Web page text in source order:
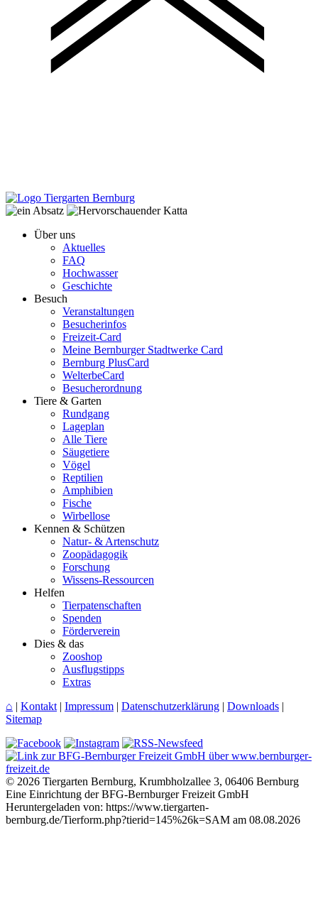
Über uns
Aktuelles
FAQ
Hochwasser
Geschichte
Besuch
Veranstaltungen
Besucherinfos
Freizeit-Card
Meine Bernburger Stadtwerke Card
Bernburg PlusCard
WelterbeCard
Besucherordnung
Tiere & Garten
Rundgang
Lageplan
Alle Tiere
Säugetiere
Vögel
Reptilien
Amphibien
Fische
Wirbellose
Kennen & Schützen
Natur- & Artenschutz
Zoopädagogik
Forschung
Wissens-Ressourcen
Helfen
Tierpatenschaften
Spenden
Förderverein
Dies & das
Zooshop
Ausflugstipps
Extras
⌂ | Kontakt | Impressum | Datenschutzerklärung | Downloads |
Sitemap
© 2026 Tiergarten Bernburg, Krumbholzallee 3, 06406 Bernburg
Eine Einrichtung der BFG-Bernburger Freizeit GmbH
Heruntergeladen von: https://www.tiergarten-
bernburg.de/Tierform.php?tierid=145%26k=SAM am 08.08.2026